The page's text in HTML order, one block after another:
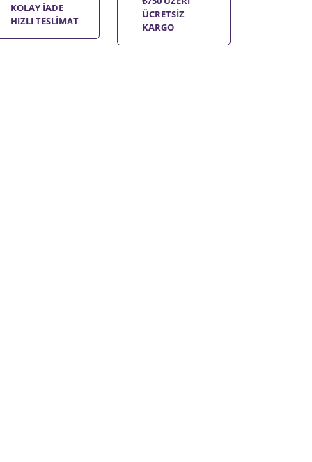
KOLAY İADE
HIZLI TESLİMAT
ÜCRETSİZ
KARGO